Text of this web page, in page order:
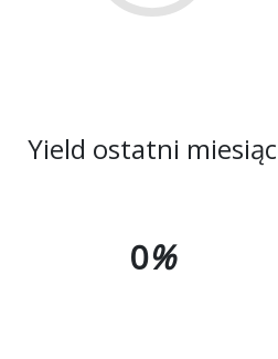
Yield ostatni miesiąc
0%